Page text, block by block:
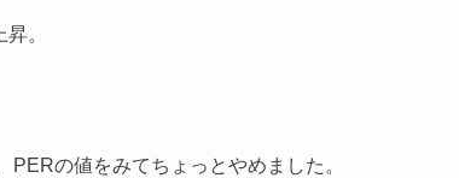
。
の値をみてちょっとやめました。